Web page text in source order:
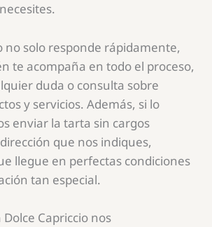
no solo responde rápidamente,
te acompaña en todo el proceso,
duda o consulta sobre
y servicios. Además, si lo
enviar la tarta sin cargos
que nos indiques,
llegue en perfectas condiciones
tan especial.
Capriccio nos